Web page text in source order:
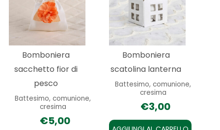
Bomboniera
sacchetto fior di
pesco
Battesimo, comunione,
cresima
€5,00
Bomboniera
scatolina lanterna
Battesimo, comunione,
cresima
€3,00